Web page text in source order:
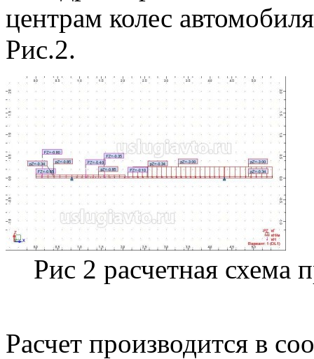
центрам колес
Рис.2.
Рис 2 расчетная схема
Расчет производится в